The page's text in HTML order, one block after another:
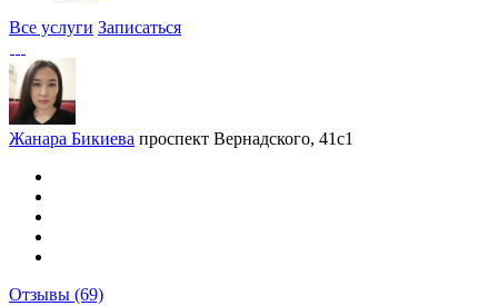
Все услуги Записаться
Жанара Бикиева проспект Вернадского, 41с1
Отзывы (69)